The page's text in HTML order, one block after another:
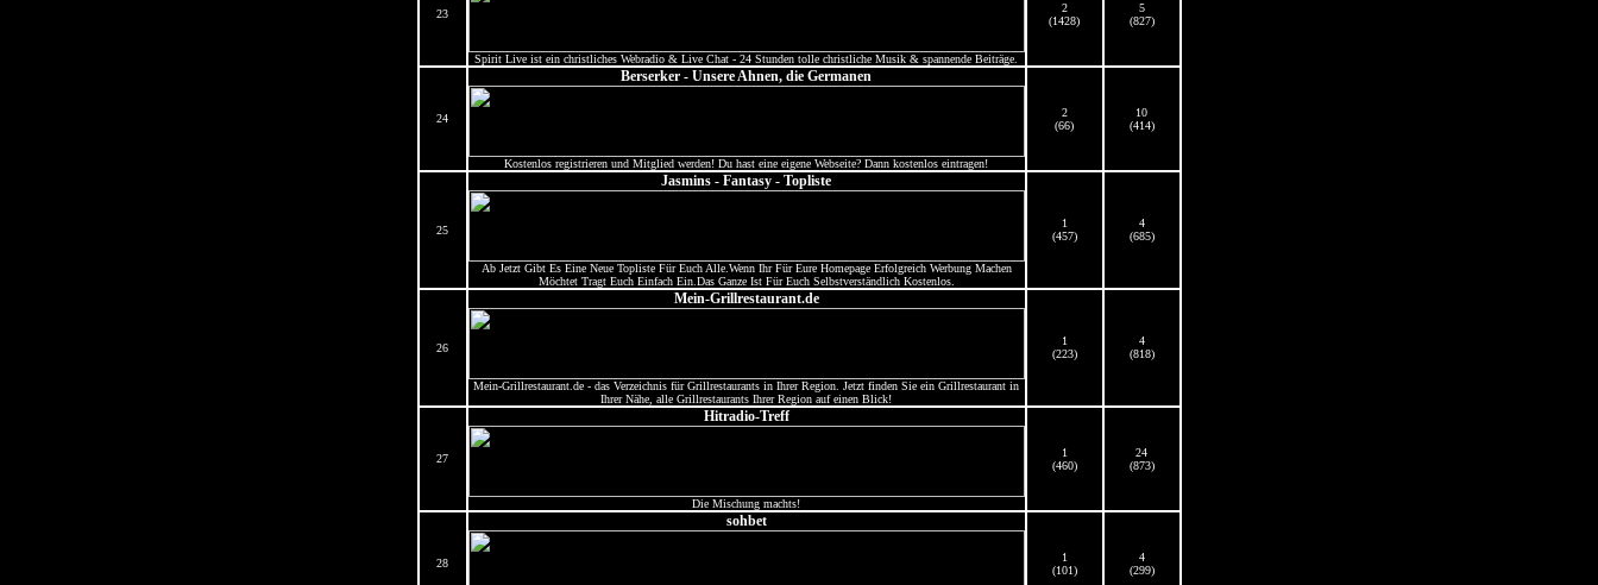
23
Spirit Live ist ein christliches Webradio & Live Chat - 24 Stunden tolle christliche Musik & spannende Beiträge.
2
(1428)
5
(827)
24
Berserker - Unsere Ahnen, die Germanen
Kostenlos registrieren und Mitglied werden! Du hast eine eigene Webseite? Dann kostenlos eintragen!
2
(66)
10
(414)
25
Jasmins - Fantasy - Topliste
Ab Jetzt Gibt Es Eine Neue Topliste Für Euch Alle.Wenn Ihr Für Eure Homepage Erfolgreich Werbung Machen
Möchtet Tragt Euch Einfach Ein.Das Ganze Ist Für Euch Selbstverständlich Kostenlos.
1
(457)
4
(685)
26
Mein-Grillrestaurant.de
Mein-Grillrestaurant.de - das Verzeichnis für Grillrestaurants in Ihrer Region. Jetzt finden Sie ein Grillrestaurant in
Ihrer Nähe, alle Grillrestaurants Ihrer Region auf einen Blick!
1
(223)
4
(818)
27
Hitradio-Treff
Die Mischung machts!
1
(460)
24
(873)
28
sohbet
1
(101)
4
(299)